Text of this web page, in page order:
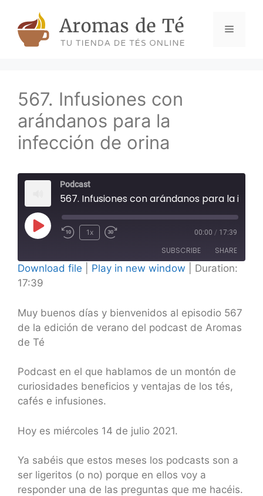
content
Menu
567. Infusiones con
arándanos para la
infección de orina
Podcast
Play
1x 00:00 / 17:39
SUBSCRIBE SHARE
SHARE
LINK
EMBED
Download file Play in new window
Duration:
17:39
Muy buenos días y bienvenidos al episodio 567
de la edición de verano del podcast de Aromas
de Té
Podcast en el que hablamos de un montón de
curiosidades beneficios y ventajas de los tés,
cafés e infusiones.
Hoy es miércoles 14 de julio 2021.
Ya sabéis que estos meses los podcasts son a
ser ligeritos (o no) porque en ellos voy a
responder una de las preguntas que me hacéis.